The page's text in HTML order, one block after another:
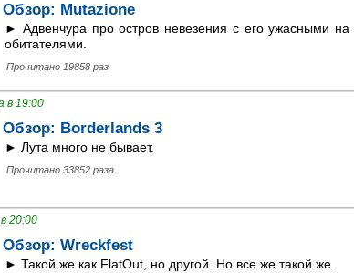
Обзор: Mutazione
► Адвенчура про остров невезения с его ужасными
обитателями.
Прочитано 19858 раз
в 19:00
Обзор: Borderlands 3
► Лута много не бывает.
Прочитано 33852 раза
20:00
Обзор: Wreckfest
► Такой же как FlatOut, но другой. Но все же такой же.